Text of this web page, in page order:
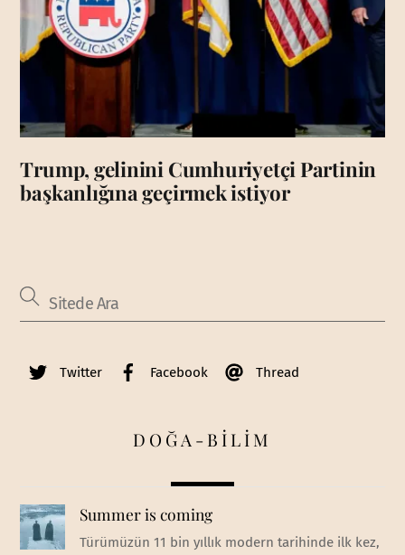
Trump, gelinini Cumhuriyetçi Partinin
başkanlığına geçirmek istiyor
Twitter Facebook Thread
DOĞA-BİLİM
Summer is coming
Türümüzün 11 bin yıllık modern tarihinde ilk kez,